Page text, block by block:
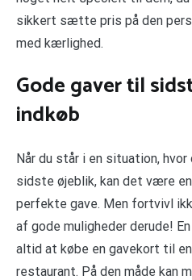
sikkert sætte pris på den
med kærlighed.
Gode gaver til
indkøb
Når du står i en situation, hvor
sidste øjeblik, kan det være
perfekte gave. Men fortvivl
af gode muligheder derude!
altid at købe en gavekort til
restaurant. På den måde kan